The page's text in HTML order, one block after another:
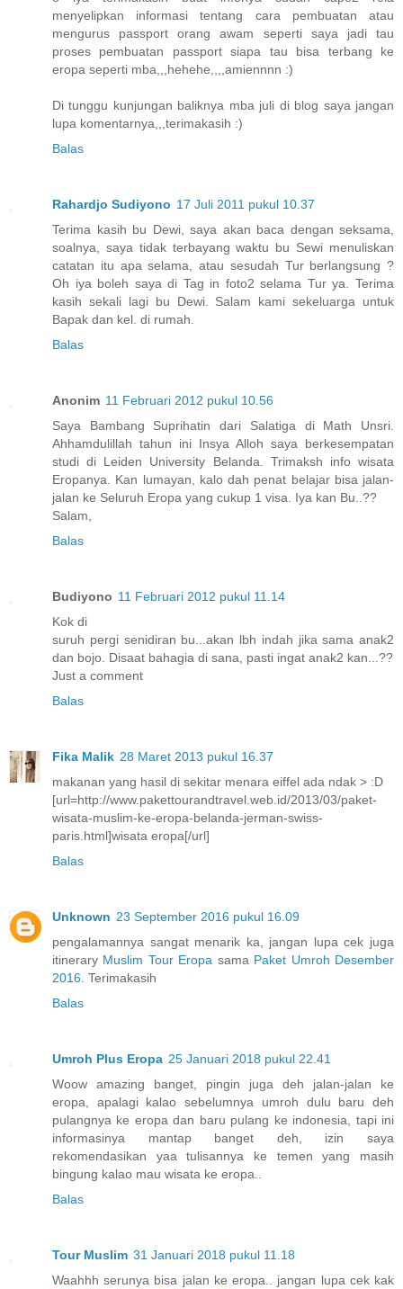
menyelipkan informasi tentang cara pembuatan atau
mengurus passport orang awam seperti saya jadi tau
proses pembuatan passport siapa tau bisa terbang ke
eropa seperti mba,,,hehehe,,,,amiennnn :)
Di tunggu kunjungan baliknya mba juli di blog saya jangan
lupa komentarnya,,,terimakasih :)
Balas
Rahardjo Sudiyono 17 Juli 2011 pukul 10.37
Terima kasih bu Dewi, saya akan baca dengan seksama,
soalnya, saya tidak terbayang waktu bu Sewi menuliskan
catatan itu apa selama, atau sesudah Tur berlangsung ?
Oh iya boleh saya di Tag in foto2 selama Tur ya. Terima
kasih sekali lagi bu Dewi. Salam kami sekeluarga untuk
Bapak dan kel. di rumah.
Balas
Anonim 11 Februari 2012 pukul 10.56
Saya Bambang Suprihatin dari Salatiga di Math Unsri.
Ahhamdulillah tahun ini Insya Alloh saya berkesempatan
studi di Leiden University Belanda. Trimaksh info wisata
Eropanya. Kan lumayan, kalo dah penat belajar bisa jalan-
jalan ke Seluruh Eropa yang cukup 1 visa. Iya kan Bu..??
Salam,
Balas
Budiyono 11 Februari 2012 pukul 11.14
Kok di
suruh pergi senidiran bu...akan lbh indah jika sama anak2
dan bojo. Disaat bahagia di sana, pasti ingat anak2 kan...??
Just a comment
Balas
Fika Malik 28 Maret 2013 pukul 16.37
makanan yang hasil di sekitar menara eiffel ada ndak > :D
[url=http://www.pakettourandtravel.web.id/2013/03/paket-
wisata-muslim-ke-eropa-belanda-jerman-swiss-
paris.html]wisata eropa[/url]
Balas
Unknown 23 September 2016 pukul 16.09
pengalamannya sangat menarik ka, jangan lupa cek juga
itinerary Muslim Tour Eropa sama Paket Umroh Desember
2016. Terimakasih
Balas
Umroh Plus Eropa 25 Januari 2018 pukul 22.41
Woow amazing banget, pingin juga deh jalan-jalan ke
eropa, apalagi kalao sebelumnya umroh dulu baru deh
pulangnya ke eropa dan baru pulang ke indonesia, tapi ini
informasinya mantap banget deh, izin saya
rekomendasikan yaa tulisannya ke temen yang masih
bingung kalao mau wisata ke eropa..
Balas
Tour Muslim 31 Januari 2018 pukul 11.18
Waahhh serunya bisa jalan ke eropa.. jangan lupa cek kak